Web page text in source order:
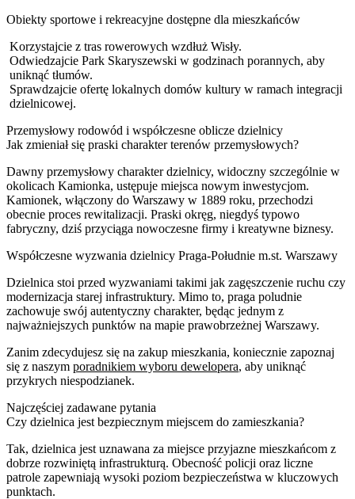
Obiekty sportowe i rekreacyjne dostępne dla mieszkańców
Korzystajcie z tras rowerowych wzdłuż Wisły.
Odwiedzajcie Park Skaryszewski w godzinach porannych, aby
uniknąć tłumów.
Sprawdzajcie ofertę lokalnych domów kultury w ramach integracji
dzielnicowej.
Przemysłowy rodowód i współczesne oblicze dzielnicy
Jak zmieniał się praski charakter terenów przemysłowych?
Dawny przemysłowy charakter dzielnicy, widoczny szczególnie w
okolicach Kamionka, ustępuje miejsca nowym inwestycjom.
Kamionek, włączony do Warszawy w 1889 roku, przechodzi
obecnie proces rewitalizacji. Praski okręg, niegdyś typowo
fabryczny, dziś przyciąga nowoczesne firmy i kreatywne biznesy.
Współczesne wyzwania dzielnicy Praga-Południe m.st. Warszawy
Dzielnica stoi przed wyzwaniami takimi jak zagęszczenie ruchu czy
modernizacja starej infrastruktury. Mimo to, praga poludnie
zachowuje swój autentyczny charakter, będąc jednym z
najważniejszych punktów na mapie prawobrzeżnej Warszawy.
Zanim zdecydujesz się na zakup mieszkania, koniecznie zapoznaj
się z naszym poradnikiem wyboru dewelopera, aby uniknąć
przykrych niespodzianek.
Najczęściej zadawane pytania
Czy dzielnica jest bezpiecznym miejscem do zamieszkania?
Tak, dzielnica jest uznawana za miejsce przyjazne mieszkańcom z
dobrze rozwiniętą infrastrukturą. Obecność policji oraz liczne
patrole zapewniają wysoki poziom bezpieczeństwa w kluczowych
punktach.